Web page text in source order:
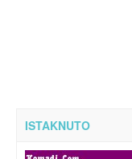
ISTAKNUTO